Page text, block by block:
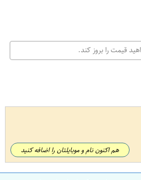
قیمت را بروز کند.
هم اکنون نام و موبایلتان را اضافه کنید